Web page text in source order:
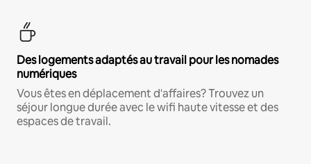
Des logements adaptés au travail pour les nomades
numériques
Vous êtes en déplacement d'affaires? Trouvez un
séjour longue durée avec le wifi haute vitesse et des
espaces de travail.